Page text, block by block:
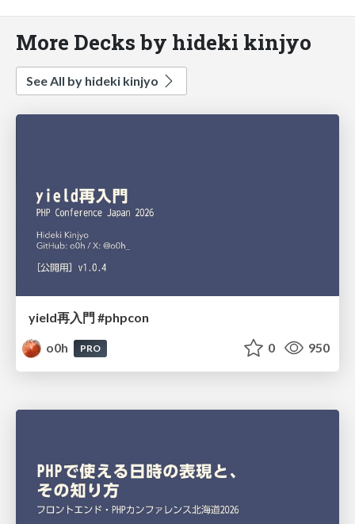
More Decks by hideki kinjyo
See All by hideki kinjyo
yield再入門 #phpcon
o0h
PRO 0 950